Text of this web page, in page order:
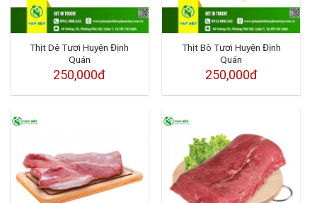
Thịt Dê Tươi Huyện Định
Quán
250,000đ
Thịt Bò Tươi Huyện Định
Quán
250,000đ